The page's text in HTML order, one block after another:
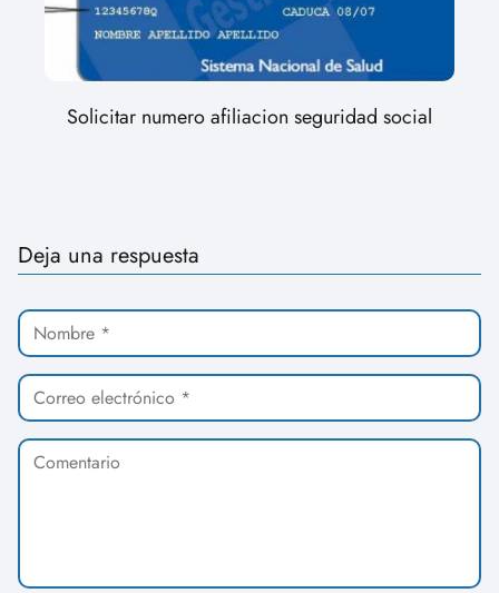
Solicitar numero afiliacion seguridad social
Deja una respuesta